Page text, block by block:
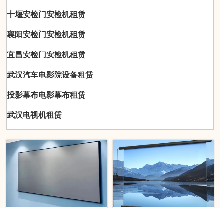
十堰安检门安检机租赁
襄阳安检门安检机租赁
宜昌安检门安检机租赁
武汉汽车电影院设备租赁
投影幕布电影幕布租赁
武汉电视机租赁